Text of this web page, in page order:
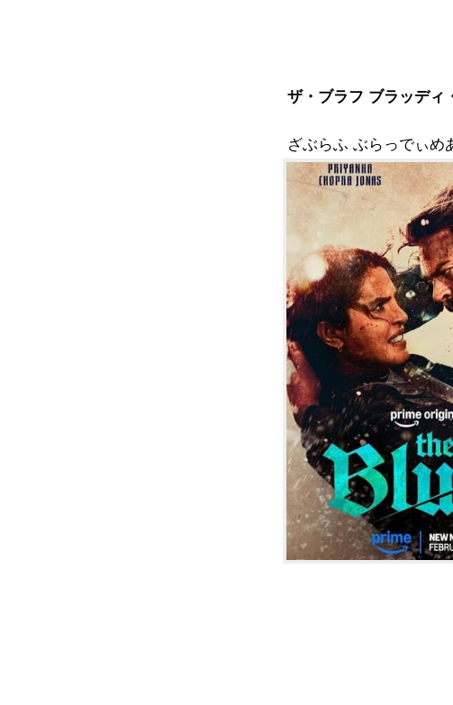
ザ・ブラフ ブラッディ
ざぶらふ ぶらっでぃめ